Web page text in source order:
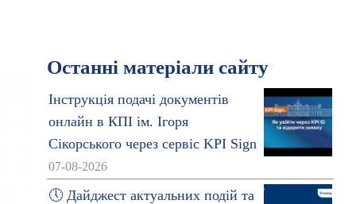
Останні матеріали сайту
Інструкція подачі документів
онлайн в КПІ ім. Ігоря
Сікорського через сервіс KPI Sign
07-08-2026
🕔 Дайджест актуальних подій та